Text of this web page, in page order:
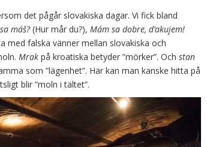
det pågår slovakiska dagar. Vi fick bland
máš?(Hur mår du?), Mám sa dobre, d’akujem!
med falska vänner mellan slovakiska och
Mrak på kroatiska betyder ”mörker”. Och stan
som ”lägenhet”. Här kan man kanske hitta på
blir ”moln i tältet”.